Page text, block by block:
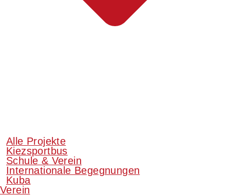
Alle Projekte
Kiezsportbus
Schule & Verein
Internationale Begegnungen
Kuba
Verein